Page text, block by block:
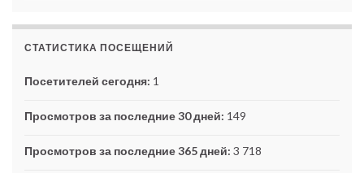
СТАТИСТИКА ПОСЕЩЕНИЙ
Посетителей сегодня: 1
Просмотров за последние 30 дней: 149
Просмотров за последние 365 дней: 3 718